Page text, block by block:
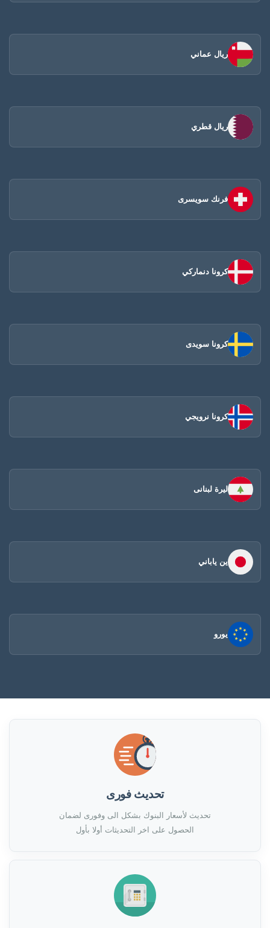
ريال عماني
ريال قطري
فرنك سويسرى
كرونا دنماركي
كرونا سويدى
كرونا نرويجي
ليرة لبنانى
ين ياباني
يورو
تحديث فورى
تحديث لأسعار البنوك بشكل الى وفورى لضمان
الحصول على اخر التحديثات أولا بأول